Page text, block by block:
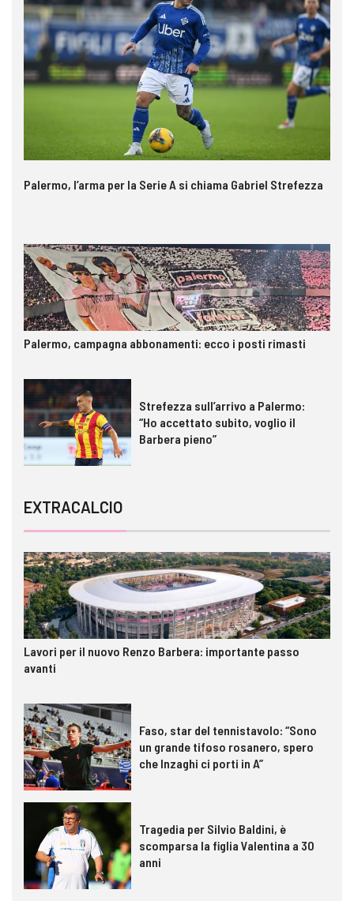
Palermo, l’arma per la Serie A si chiama Gabriel Strefezza
Palermo, campagna abbonamenti: ecco i posti rimasti
Strefezza sull’arrivo a Palermo:
“Ho accettato subito, voglio il
Barbera pieno”
EXTRACALCIO
Lavori per il nuovo Renzo Barbera: importante passo
avanti
Faso, star del tennistavolo: “Sono
un grande tifoso rosanero, spero
che Inzaghi ci porti in A”
Tragedia per Silvio Baldini, è
scomparsa la figlia Valentina a 30
anni